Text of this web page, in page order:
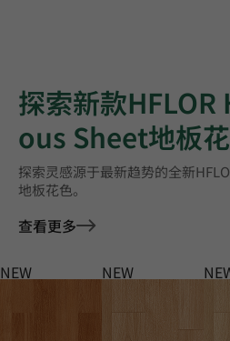
探索新款
ous Sheet地板
探索灵感源于最新趋势的全新
地板花色。
查看更多
NEW NEW